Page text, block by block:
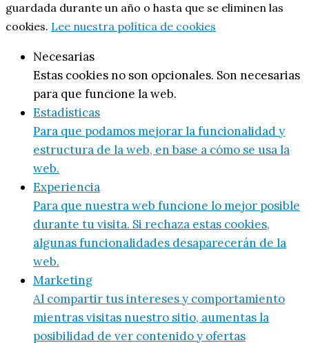
guardada durante un año o hasta que se eliminen las
cookies. Lee nuestra política de cookies
Necesarias
Estas cookies no son opcionales. Son necesarias
para que funcione la web.
Estadísticas
Para que podamos mejorar la funcionalidad y
estructura de la web, en base a cómo se usa la
web.
Experiencia
Para que nuestra web funcione lo mejor posible
durante tu visita. Si rechaza estas cookies,
algunas funcionalidades desaparecerán de la
web.
Marketing
Al compartir tus intereses y comportamiento
mientras visitas nuestro sitio, aumentas la
posibilidad de ver contenido y ofertas